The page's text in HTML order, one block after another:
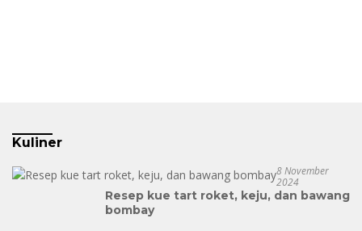
Kuliner
8 November
2024
Resep kue tart roket, keju, dan bawang
bombay